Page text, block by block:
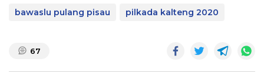
bawaslu pulang pisau pilkada kalteng 2020
67